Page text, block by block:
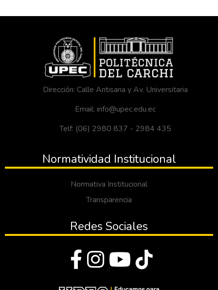
Dirección: Calle Antisana y Av. Universitaria
Email: info@upec.edu.ec
Telf: (06) 2980 837 - 2984 435
Normatividad Institucional
Normativa Institucional
Transparencia
Redes Sociales